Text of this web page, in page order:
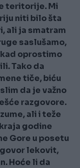
teritorije. Mi
niti bilo šta
ali ja smatram
saslušamo,
oprostimo
Tako da
tiče, biću
da je važno
razgovore.
ali i teže
godine
Gore u posetu
lekovit,
Hoće li da